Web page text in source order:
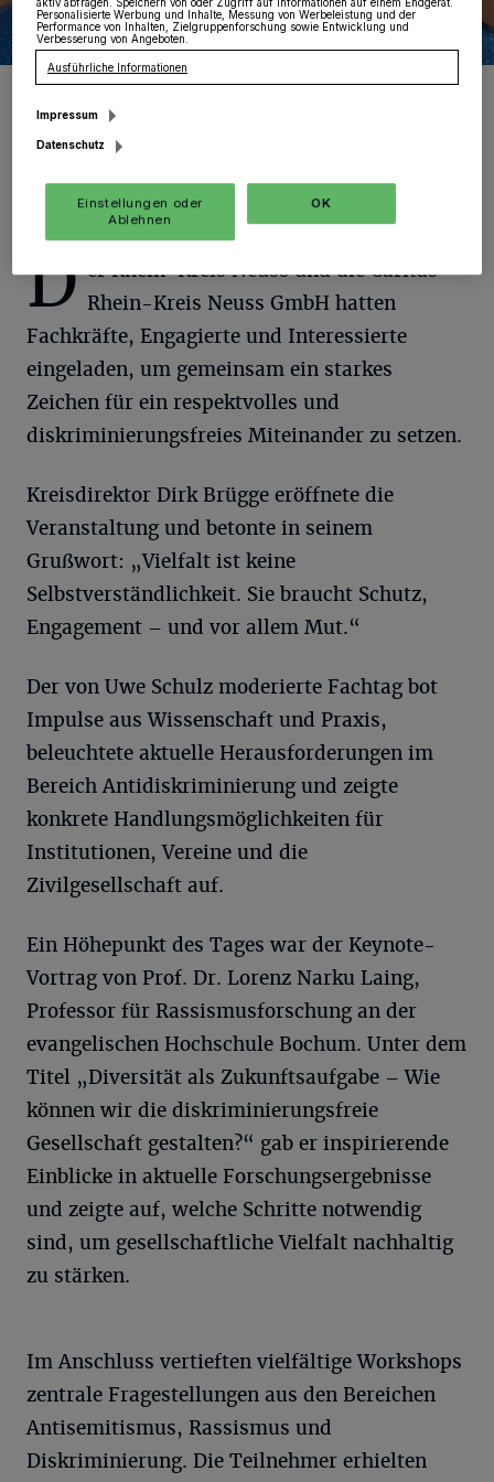
Die Veranstalter zeigten sich äußerst zufrieden mit dem Erfolg des
Foto: Rhein-Kreis Neuss/Stefan Büntig
D er Rhein-Kreis Neuss und die Caritas
Rhein-Kreis Neuss GmbH hatten
Fachkräfte, Engagierte und Interessierte
eingeladen, um gemeinsam ein starkes
Zeichen für ein respektvolles und
diskriminierungsfreies Miteinander zu setzen.
Kreisdirektor Dirk Brügge eröffnete die
Veranstaltung und betonte in seinem
Grußwort: „Vielfalt ist keine
Selbstverständlichkeit. Sie braucht Schutz,
Engagement – und vor allem Mut.“
Der von Uwe Schulz moderierte Fachtag bot
Impulse aus Wissenschaft und Praxis,
beleuchtete aktuelle Herausforderungen im
Bereich Antidiskriminierung und zeigte
konkrete Handlungsmöglichkeiten für
Institutionen, Vereine und die
Zivilgesellschaft auf.
Ein Höhepunkt des Tages war der Keynote-
Vortrag von Prof. Dr. Lorenz Narku Laing,
Professor für Rassismusforschung an der
evangelischen Hochschule Bochum. Unter dem
Titel „Diversität als Zukunftsaufgabe – Wie
können wir die diskriminierungsfreie
Gesellschaft gestalten?“ gab er inspirierende
Einblicke in aktuelle Forschungsergebnisse
und zeigte auf, welche Schritte notwendig
sind, um gesellschaftliche Vielfalt nachhaltig
zu stärken.
Im Anschluss vertieften vielfältige Workshops
zentrale Fragestellungen aus den Bereichen
Antisemitismus, Rassismus und
Diskriminierung. Die Teilnehmer erhielten
aktiv abfragen. Speichern von oder Zugriff auf Informationen auf einem Endgerät.
Personalisierte Werbung und Inhalte, Messung von Werbeleistung und der
Performance von Inhalten, Zielgruppenforschung sowie Entwicklung und
Verbesserung von Angeboten.
Ausführliche Informationen
Impressum
Datenschutz
Einstellungen oder
Ablehnen
OK